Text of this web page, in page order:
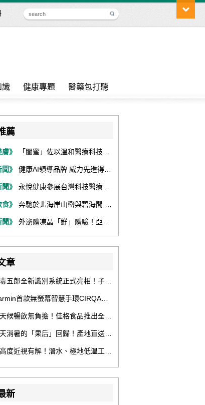
識 健康專題 醫藥包打聽
薦
》 「閨蜜」佐以溫和醫療科技，陪伴女性找回身體舒適與自信
》 健康AI領導品牌 威力先進得獎不斷 同獲『玉山獎』『金炬獎』最高肯定
》 永悅健康參展台灣科技醫療展 展現數位健康全場景整合能力
》 奔馳於北海岸山巒與碧海間 跑出屬於你的生命之光 『2026光境半程馬拉松挑戰賽－升龍道』火熱報名中
》 外泌體凍晶「鮮」體驗！亞家生技解鎖24個月高活性 專利瓶蓋「秒回溶」超驚艷！醫科展秀「睛」亮神采
章
郎全新識別系統正式亮相！子品牌然本再推體香噴霧新產品！
無螢幕智慧手環CIRQA登場 專注健康無須訂閱！ 輕量舒適風格百搭 生態系無縫串接 打造全天候零干擾健康與恢復管理新體驗
無負擔！佳格食品推出全新穀物茶品牌「穀萃」 首發「穀萃 蕎麥國寶茶」無糖、0咖啡因 24小時暖心陪伴
暑的「果后」回歸！產地直送泰國鮮山竹，打造夏日最頂級的天然補給
近視有解！潛水、極地低溫工作者優選 EVO ICL 膠原蛋白眼內鏡
新